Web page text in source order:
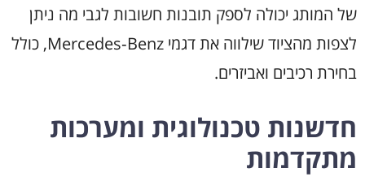
של המותג יכולה לספק תובנות חשובות לגבי מה ניתן
לצפות מהציוד שילווה את דגמי Mercedes‑Benz, כולל
בחירת רכיבים ואביזרים.
חדשנות טכנולוגית ומערכות
מתקדמות